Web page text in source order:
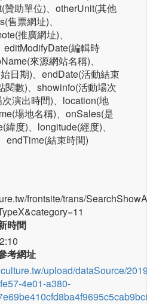
贊助單位)、otherUnit(其他
票網址)、
推廣網址)、
editModifyDate(編輯時
來源網站名稱)、
日期)、endDate(活動結束
閱數)、showinfo(活動場次
演出時間)、location(地
場地名稱)、onSales(是
度)、longitude(經度)、
endTime(結束時間)
frontsite/trans/
時間
考網址
upload/dataSource/
4e01-a380-